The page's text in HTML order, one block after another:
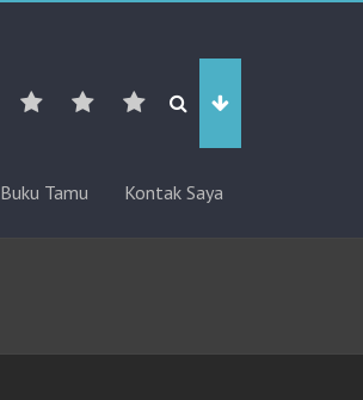
Buku Tamu Kontak Saya